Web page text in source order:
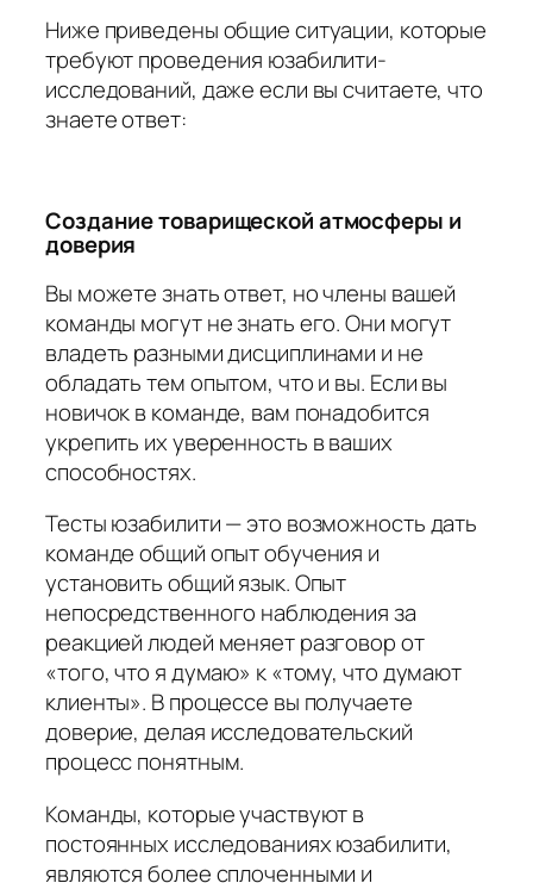
Ниже приведены общие ситуации, которые
требуют проведения юзабилити-
исследований, даже если вы считаете, что
знаете ответ:
Создание товарищеской атмосферы и
доверия
Вы можете знать ответ, но члены вашей
команды могут не знать его. Они могут
владеть разными дисциплинами и не
обладать тем опытом, что и вы. Если вы
новичок в команде, вам понадобится
укрепить их уверенность в ваших
способностях.
Тесты юзабилити — это возможность дать
команде общий опыт обучения и
установить общий язык. Опыт
непосредственного наблюдения за
реакцией людей меняет разговор от
«того, что я думаю» к «тому, что думают
клиенты». В процессе вы получаете
доверие, делая исследовательский
процесс понятным.
Команды, которые участвуют в
постоянных исследованиях юзабилити,
являются более сплоченными и